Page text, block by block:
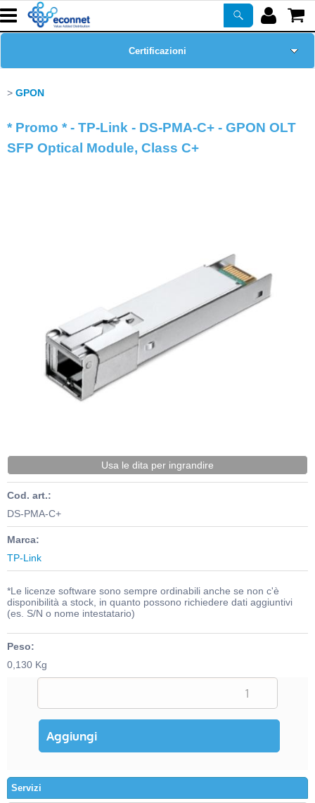
Chi siamo
Certificazioni
PROMO ATTIVE
GPON
* Promo * - TP-Link - DS-PMA-C+ - GPON OLT
SFP Optical Module, Class C+
Usa le dita per ingrandire
Cod. art.:
DS-PMA-C+
Marca:
TP-Link
*Le licenze software sono sempre ordinabili anche se non c'è
disponibilità a stock, in quanto possono richiedere dati aggiuntivi
(es. S/N o nome intestatario)
Peso:
0,130 Kg
Servizi